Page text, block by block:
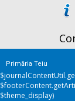
Primăria Teiu
$theme_display)